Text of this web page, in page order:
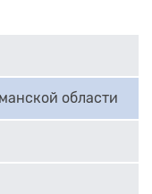
области